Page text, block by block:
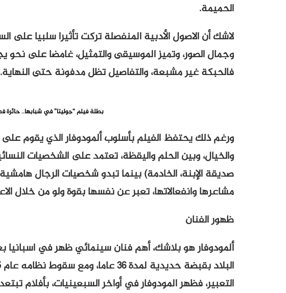
الحميمة.
لاشك أن الاصول الأدبية المنفصلة تركت تأثيرا سلبيا على
وجمال الصور، وتميز الموسيقى والتمثيل، غامضا على نحو
فالحبكة غير مشبعة، والتفاصيل تظل مدفونة حتى النهاية.
بطلة فيلم “جوليتا” في شبابها.. حائرة
ورغم ذلك يحتفظ الفيلم بأسلوب ألمودوفار الذي يقوم
والخيال، وبين الحلم واليقظة، تعتمد على الشخصيات
صديقة الإبنة، الخادمة) بينما تبدو شخصيات الرجال
مشاعرها وانفعالاتها، تعبر عن نفسها بقوة ولو من خلال
ظهور الفنان
ألمودوفار هو بلاشك، أهم فنان سينمائي ظهر في اسبانيا
التعبير، فظهر المودوفار في أواخر السبعينيات، بأفلام